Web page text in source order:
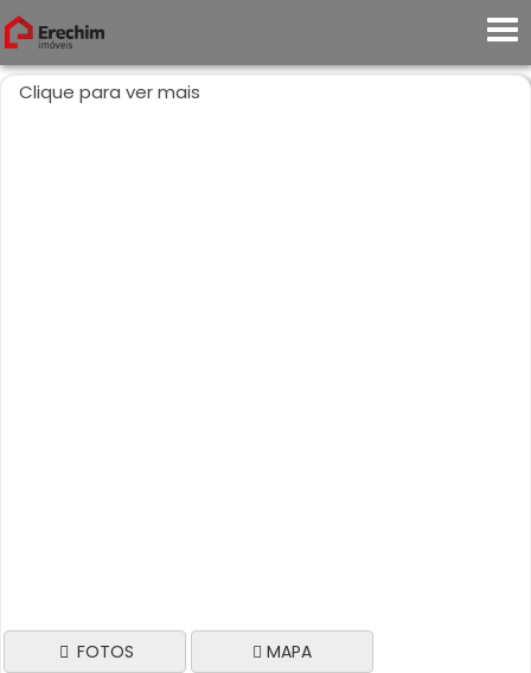
Clique para ver mais
FOTOS MAPA